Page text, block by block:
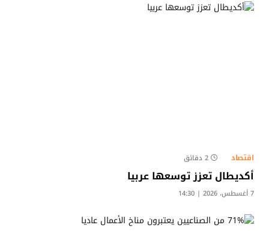
اقتصاد 2 دقائق
أكديطال تعزز توسعها عربيا
7 أغسطس، 2026 | 14:30